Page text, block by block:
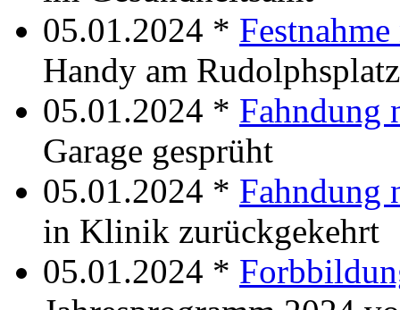
05.01.2024 *
Handy am Rudolphsplatz
05.01.2024 * Fahndung
Garage gesprüht
05.01.2024 * Fahndung
in Klinik zurückgekehrt
05.01.2024 *